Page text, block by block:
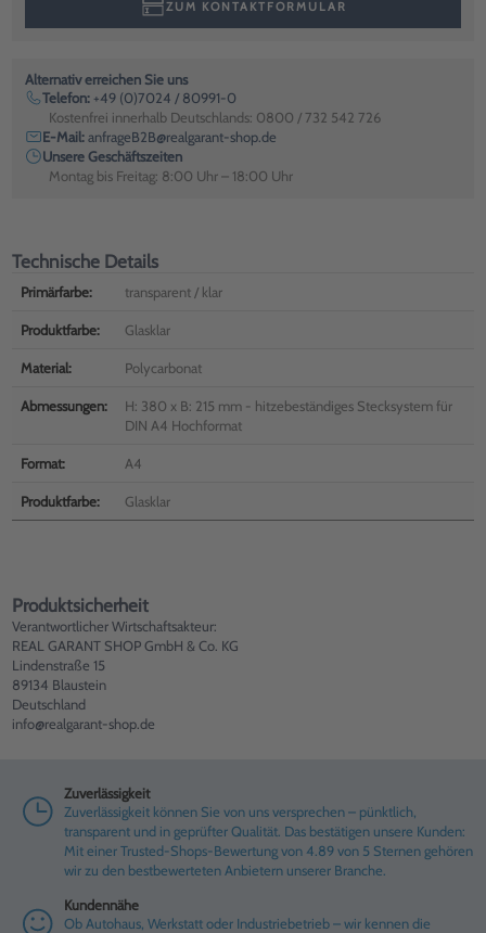
ZUM KONTAKTFORMULAR
Alternativ erreichen Sie uns
Telefon: +49 (0)7024 / 80991-0
Kostenfrei innerhalb Deutschlands: 0800 / 732 542 726
E-Mail:anfrageB2B@realgarant-shop.de
Unsere Geschäftszeiten
Montag bis Freitag: 8:00 Uhr – 18:00 Uhr
Technische Details
Primärfarbe: transparent / klar
Produktfarbe: Glasklar
Material: Polycarbonat
Abmessungen:
H: 380 x B: 215 mm - hitzebeständiges Stecksystem für
DIN A4 Hochformat
Format: A4
Produktfarbe: Glasklar
Produktsicherheit
Verantwortlicher Wirtschaftsakteur:
REAL GARANT SHOP GmbH & Co. KG
Lindenstraße 15
89134 Blaustein
Deutschland
info@realgarant-shop.de
Zuverlässigkeit
Zuverlässigkeit können Sie von uns versprechen – pünktlich,
transparent und in geprüfter Qualität. Das bestätigen unsere Kunden:
Mit einer Trusted-Shops-Bewertung von 4.89 von 5 Sternen gehören
wir zu den bestbewerteten Anbietern unserer Branche.
Kundennähe
Ob Autohaus, Werkstatt oder Industriebetrieb – wir kennen die